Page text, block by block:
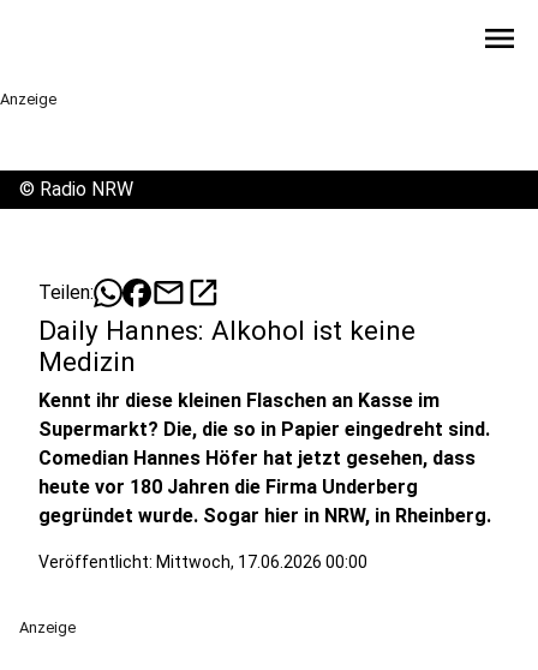
menu
Anzeige
© Radio NRW
Teilen: mailopen_in_new
Daily Hannes: Alkohol ist keine
Medizin
Kennt ihr diese kleinen Flaschen an Kasse im
Supermarkt? Die, die so in Papier eingedreht sind.
Comedian Hannes Höfer hat jetzt gesehen, dass
heute vor 180 Jahren die Firma Underberg
gegründet wurde. Sogar hier in NRW, in Rheinberg.
Veröffentlicht: Mittwoch, 17.06.2026 00:00
Anzeige